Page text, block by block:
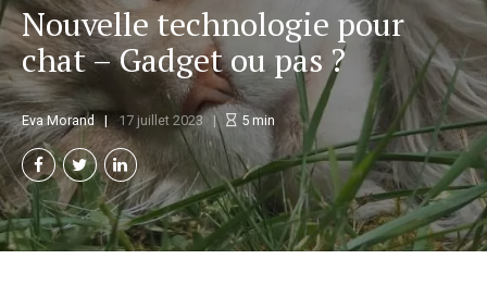
Nouvelle technologie pour
chat – Gadget ou pas ?
Eva Morand 17 juillet 2023 5 min